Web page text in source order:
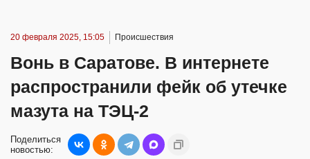
20 февраля 2025, 15:05 Происшествия
Вонь в Саратове. В интернете
распространили фейк об утечке
мазута на ТЭЦ-2
Поделиться
новостью: